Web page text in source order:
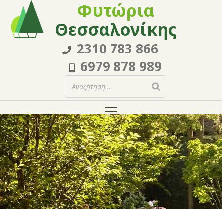
Φυτώρια
Θεσσαλονίκης
2310 783 866
6979 878 989